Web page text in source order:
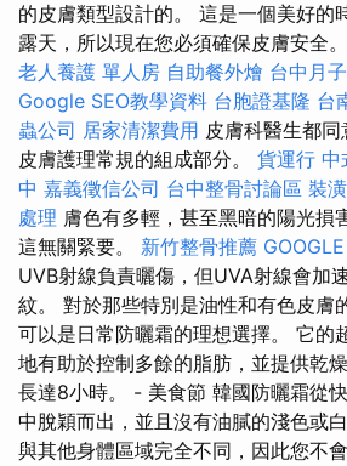
的皮膚類型設計的。 這是一個美好的
露天，所以現在您必須確保皮膚安全。
老人養護 單人房 自助餐外燴 台中月
Google SEO教學資料 台胞證基隆 台
蟲公司 居家清潔費用 皮膚科醫生都
皮膚護理常規的組成部分。 貨運行 中
中 嘉義徵信公司 台中整骨討論區 裝
處理 膚色有多輕，甚至黑暗的陽光損
這無關緊要。 新竹整骨推薦
UVB射線負責曬傷，但UVA射線會加
紋。 對於那些特別是油性和有色皮膚
可以是日常防曬霜的理想選擇。 它的
地有助於控制多餘的脂肪，並提供乾
長達8小時。 - 美食節 韓國防曬霜從
中脫穎而出，並且沒有油膩的淺色或
與其他身體區域完全不同，因此您不